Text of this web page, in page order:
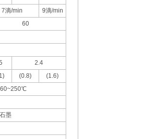
7滴/min
9滴/min
60
2.4
(0.8)
(1.6)
60~250℃
墨